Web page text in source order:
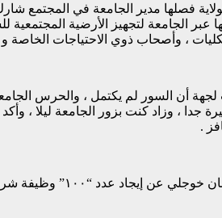
فصلها مدير الجامعة في المجتمع
عبر الجامعة لتجهيز الأرضية
، وأصحاب ذوي الاحتياجات
، وزاد كنت بزور الجامعة ليلا ،
.
في إطار عدم